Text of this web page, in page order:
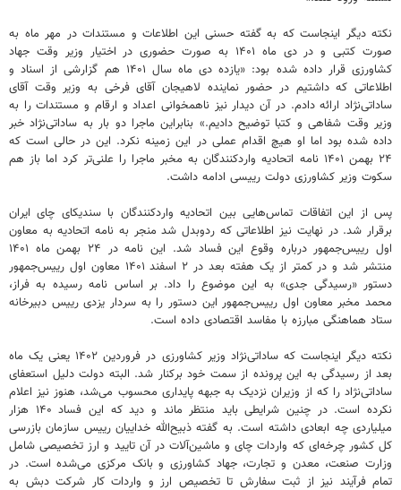
نکته دیگر اینجاست که به گفته حسنی این اطلاعات و مستندات در مهر ماه به
صورت کتبی و در دی ماه ۱۴۰۱ به صورت حضوری در اختیار وزیر وقت جهاد
کشاورزی قرار داده شده بود: «یازده دی ماه سال ۱۴۰۱ هم گزارشی از اسناد و
اطلاعاتی که داشتیم در حضور نماینده لاهیجان آقای فرخی به وزیر وقت آقای
ساداتی‌نژاد ارائه دادم. در آن دیدار نیز ناهمخوانی اعداد و ارقام و مستندات را به
وزیر وقت شفاهی و کتبا توضیح دادیم.» بنابراین ماجرا دو بار به ساداتی‌نژاد خبر
داده شده بود اما او هیچ اقدام عملی در این زمینه نکرد. این در حالی است که
۲۴ بهمن ۱۴۰۱ نامه اتحادیه واردکنندگان به مخبر ماجرا را علنی‌تر کرد اما باز هم
سکوت وزیر کشاورزی دولت رییسی ادامه داشت.
پس از این اتفاقات تماس‌هایی بین اتحادیه واردکنندگان با سندیکای چای ایران
برقرار شد. در نهایت نیز اطلاعاتی که ردوبدل شد منجر به نامه اتحادیه به معاون
اول رییس‌جمهور درباره وقوع این فساد شد. این نامه در ۲۴ بهمن ماه ۱۴۰۱
منتشر شد و در کمتر از یک هفته بعد در ۲ اسفند ۱۴۰۱ معاون اول رییس‌جمهور
دستور «رسیدگی جدی» به این موضوع را داد. بر اساس نامه رسیده به فراز،
محمد مخبر معاون اول رییس‌جمهور این دستور را به سردار یزدی رییس دبیرخانه
ستاد هماهنگی مبارزه با مفاسد اقتصادی داده است.
نکته دیگر اینجاست که ساداتی‌نژاد وزیر کشاورزی در فروردین ۱۴۰۲ یعنی یک ماه
بعد از رسیدگی به این پرونده از سمت خود برکنار شد. البته دولت دلیل استعفای
ساداتی‌نژاد را که از وزیران نزدیک به جبهه پایداری محسوب می‌شد، هنوز نیز اعلام
نکرده است. در چنین شرایطی باید منتظر ماند و دید که این فساد ۱۴۰ هزار
میلیاردی چه ابعادی داشته است. به گفته ذبیح‌الله خداییان رییس سازمان بازرسی
کل کشور چرخه‌ای که واردات چای و ماشین‌آلات در آن تایید و ارز تخصیصی شامل
وزارت صنعت، معدن و تجارت، جهاد کشاورزی و بانک مرکزی می‌شده است. در
تمام فرآیند نیز از ثبت سفارش تا تخصیص ارز و واردات کار شرکت دبش به